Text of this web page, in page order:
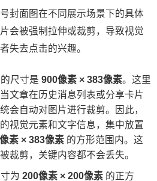
封面图在不同展示场景下的具体
会被强制拉伸或裁剪，导致视觉
失去点击的兴趣。
尺寸是 900像素 × 383像素。这里
文章在历史消息列表或分享卡片
会自动对图片进行裁剪。因此，
视觉元素和文字信息，集中放置
素 × 383像素 ​ 的方形范围内。这
裁剪，关键内容都不会丢失。
为 200像素 × 200像素 ​ 的正方